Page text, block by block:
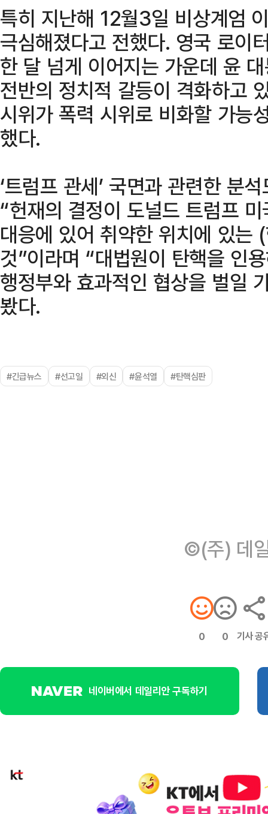
특히 지난해 12월3일 비상계엄
극심해졌다고 전했다. 영국 로이
한 달 넘게 이어지는 가운데 윤
전반의 정치적 갈등이 격화하고
시위가 폭력 시위로 비화할 가능
했다.
‘트럼프 관세’ 국면과 관련한 분
“헌재의 결정이 도널드 트럼프
대응에 있어 취약한 위치에 있는
것”이라며 “대법원이 탄핵을 인
행정부와 효과적인 협상을 벌일
봤다.
#긴급뉴스 #선고일 #외신 #윤석열 #탄핵심판
©(주) 데
0 0 기사 공
네이버에서 데일리안 구독하기